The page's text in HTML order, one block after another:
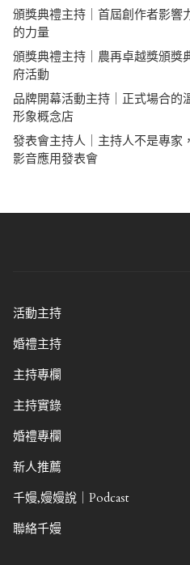
頒獎典禮主持｜首屆創作者影響
的力量
頒獎典禮主持｜農再卓越獎頒獎
府活動
品牌開幕活動主持｜正式場合的
形象概念店
發表會主持人｜主持人不是專家
影音應用發表會
活動主持
婚禮主持
主持專欄
主持實錄
婚禮專欄
新人推薦
千嫚,嫚嫚說｜Podcast
聯絡千嫚